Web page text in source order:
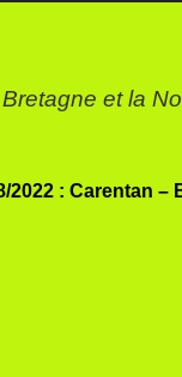
et la
2022 : Carentan –